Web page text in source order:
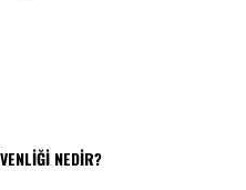
NEDIR?